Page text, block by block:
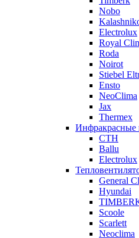
Nobo
Electrolux
Royal
Roda
Noirot
Stiebel
Ensto
NeoClima
Jax
Thermex
Инфракрасные
CTH
Ballu
Electrolux
General
Hyundai
Scoole
Scarlett
Neoclima